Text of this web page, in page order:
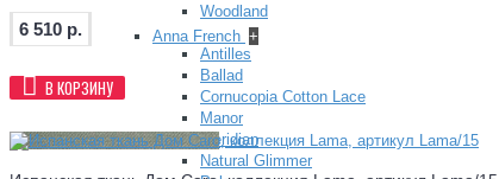
Woodland
Anna French +
Antilles
Ballad
Cornucopia Cotton Lace
Manor
Meridian
Natural Glimmer
6 510 р.
В КОРЗИНУ